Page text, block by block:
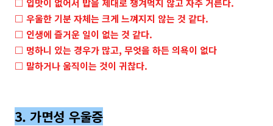
□ 입맛이 없어서 밥을 제대로 챙겨먹지 않고 자주 거른다.
□ 우울한 기분 자체는 크게 느껴지지 않는 것 같다.
□ 인생에 즐거운 일이 없는 것 같다.
□ 멍하니 있는 경우가 많고, 무엇을 하든 의욕이 없다
□ 말하거나 움직이는 것이 귀찮다.
3. 가면성 우울증